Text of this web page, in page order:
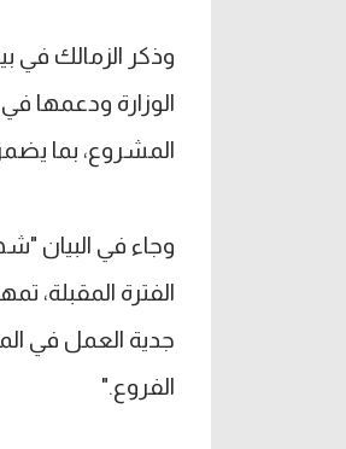
وذكر الزمالك في
الوزارة ودعمها
المشروع، بما
وجاء في البيان
الفترة المقبلة،
جدية العمل في
الفروع."